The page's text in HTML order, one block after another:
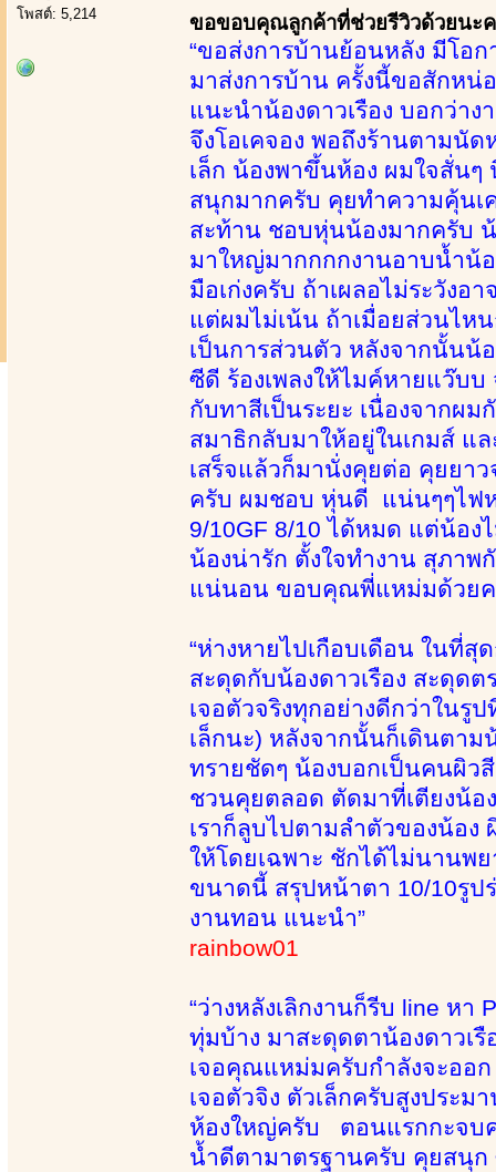
โพสต์: 5,214
ขอขอบคุณลูกค้าที่ช่วยรีวิวด้วยนะ
“ขอส่งการบ้านย้อนหลัง มีโอ
มาส่งการบ้าน ครั้งนี้ขอสักหน่
แนะนำน้องดาวเรือง บอกว่า
จึงโอเคจอง พอถึงร้านตามนั
เล็ก น้องพาขึ้นห้อง ผมใจสั่นๆ
สนุกมากครับ คุยทำความคุ้น
สะท้าน ชอบหุ่นน้องมากครับ
มาใหญ่มากกกกงานอาบน้ำน้
มือเก่งครับ ถ้าเผลอไม่ระวัง
แต่ผมไม่เน้น ถ้าเมื่อยส่วนไห
เป็นการส่วนตัว หลังจากนั้นน้
ซีดี ร้องเพลงให้ไมค์หายแว๊บ
กับทาสีเป็นระยะ เนื่องจากผ
สมาธิกลับมาให้อยู่ในเกมส์ แ
เสร็จแล้วก็มานั่งคุยต่อ คุยยา
ครับ ผมชอบ หุ่นดี แน่นๆๆไฟ
9/10GF 8/10 ได้หมด แต่น้อง
น้องน่ารัก ตั้งใจทำงาน สุภา
แน่นอน ขอบคุณพี่แหม่มด้วยค
“ห่างหายไปเกือบเดือน ในที่
สะดุดกับน้องดาวเรือง สะดุด
เจอตัวจริงทุกอย่างดีกว่าในรู
เล็กนะ) หลังจากนั้นก็เดินตา
ทรายชัดๆ น้องบอกเป็นคนผิว
ชวนคุยตลอด ตัดมาที่เตียงน้อ
เราก็ลูบไปตามลำตัวของน้อง
ให้โดยเฉพาะ ชักได้ไม่นานพ
ขนาดนี้ สรุปหน้าตา 10/10รูป
งานทอน แนะนำ”
rainbow01
“ว่างหลังเลิกงานก็รีบ line ห
ทุ่มบ้าง มาสะดุดตาน้องดาวเ
เจอคุณแหม่มครับกำลังจะออ
เจอตัวจิง ตัวเล็กครับสูงประ
ห้องใหญ่ครับ ตอนแรกกะจบ
น้ำดีตามาตรฐานครับ คุยสนุก